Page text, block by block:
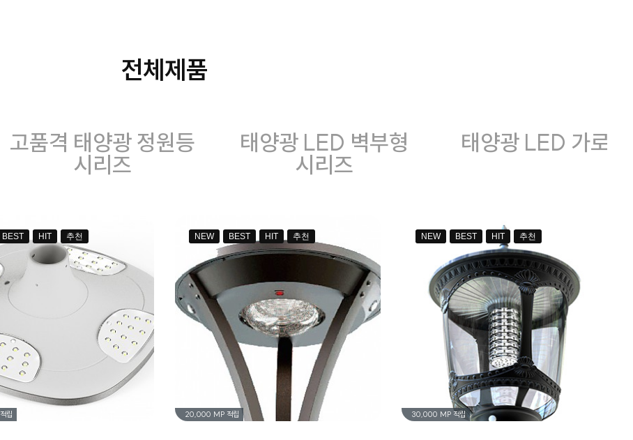
전체제품
고품격 태양광 정원등
시리즈
태양광 LED 벽부형
시리즈
태양광 LED 가로등
적립
BEST HIT 추천
20,000 MP 적립
NEW BEST HIT 추천
30,000 MP 적립
NEW BEST HIT 추천